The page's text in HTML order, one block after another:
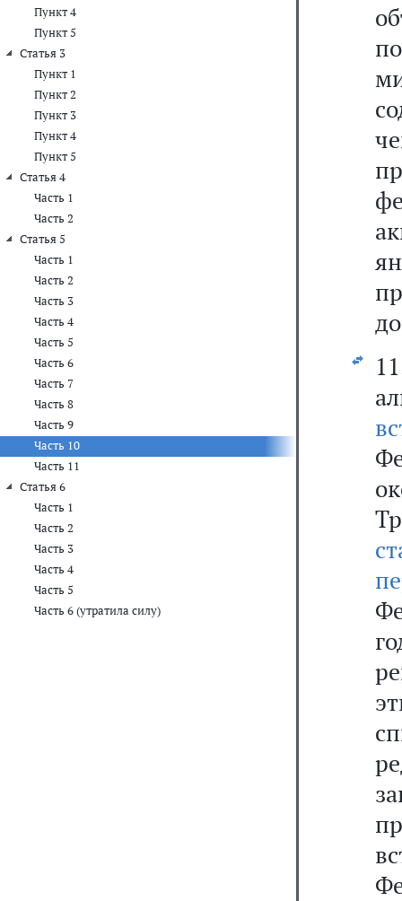
Пункт 4
Пункт 5
Статья 3
Пункт 1
Пункт 2
Пункт 3
Пункт 4
Пункт 5
Статья 4
Часть 1
Часть 2
Статья 5
Часть 1
Часть 2
Часть 3
Часть 4
Часть 5
Часть 6
Часть 7
Часть 8
Часть 9
Часть 10
Часть 11
Статья 6
Часть 1
Часть 2
Часть 3
Часть 4
Часть 5
Часть 6 (утратила силу)